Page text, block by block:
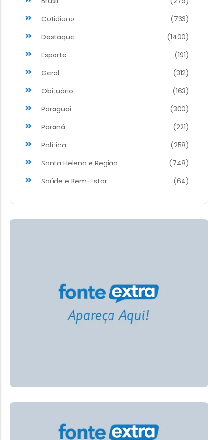
Cotidiano
(733)
Destaque
(1490)
Esporte
(191)
Geral
(312)
Obituário
(163)
Paraguai
(300)
Paraná
(221)
Política
(258)
Santa Helena e Região
(748)
Saúde e Bem-Estar
(64)